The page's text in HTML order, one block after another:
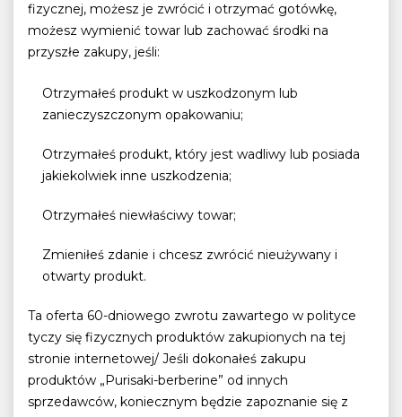
fizycznej, możesz je zwrócić i otrzymać gotówkę,
możesz wymienić towar lub zachować środki na
przyszłe zakupy, jeśli:
Otrzymałeś produkt w uszkodzonym lub
zanieczyszczonym opakowaniu;
Otrzymałeś produkt, który jest wadliwy lub posiada
jakiekolwiek inne uszkodzenia;
Otrzymałeś niewłaściwy towar;
Zmieniłeś zdanie i chcesz zwrócić nieużywany i
otwarty produkt.
Ta oferta 60-dniowego zwrotu zawartego w polityce
tyczy się fizycznych produktów zakupionych na tej
stronie internetowej/ Jeśli dokonałeś zakupu
produktów „Purisaki-berberine” od innych
sprzedawców, koniecznym będzie zapoznanie się z